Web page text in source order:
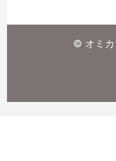
© オミ